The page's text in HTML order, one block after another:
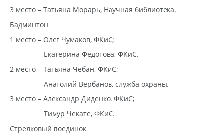
3 место – Татьяна Морарь, Научная библиотека.
Бадминтон
1 место – Олег Чумаков, ФКиС;
Екатерина Федотова, ФКиС.
2 место – Татьяна Чебан, ФКиС;
Анатолий Вербанов, служба охраны.
3 место – Александр Диденко, ФКиС;
Тимур Чекате, ФКиС.
Стрелковый поединок